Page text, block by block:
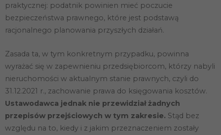
praktycznej: podatnik powinien mieć poczucie
bezpieczeństwa prawnego, które jest podstawą
racjonalnego planowania przyszłych działań.
Zasada ta, w tym konkretnym przypadku, powinna
wyrażać się w zapewnieniu przedsiębiorcom, którzy nabyli
nieruchomości w aktualnym stanie prawnych, czyli do
31.12.2021 r., zachowanie prawa do księgowania kosztów.
Ustawodawca jednak nie przewidział żadnych
przepisów przejściowych w tym zakresie. Stąd bez
względu na to, kiedy i z jakim przeznaczeniem zostały
Statystyka
funkcjonalność
i strukturę
strony
internetowej,
na podstawie
tego, jak
strona jest
używana.